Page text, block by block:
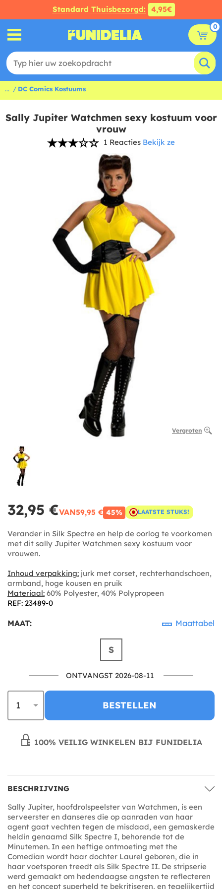
Standard Thuisbezorgd: 4,95€
0
... DC Comics Kostuums
Sally Jupiter Watchmen sexy kostuum voor
vrouw
1 Reacties Bekijk ze
Vergroten
32,95 €VAN59,95 € 45% LAATSTE STUKS!
Verander in Silk Spectre en help de oorlog te voorkomen
met dit sally Jupiter Watchmen sexy kostuum voor
vrouwen.
Inhoud verpakking: jurk met corset, rechterhandschoen,
armband, hoge kousen en pruik
Materiaal: 60% Polyester, 40% Polypropeen
REF: 23489-0
MAAT: Maattabel
S
ONTVANGST 2026-08-11
BESTELLEN
100% VEILIG WINKELEN BIJ FUNIDELIA
BESCHRIJVING
Sally Jupiter, hoofdrolspeelster van Watchmen, is een
serveerster en danseres die op aanraden van haar
agent gaat vechten tegen de misdaad, een gemaskerde
heldin genaamd Silk Spectre I, behorende tot de
Minutemen. In een heftige ontmoeting met the
Comedian wordt haar dochter Laurel geboren, die in
haar voetsporen treedt als Silk Spectre II. De stripserie
werd gemaakt om hedendaagse angsten te reflecteren
en het concept superheld te bekritiseren, en tegelijkertijd